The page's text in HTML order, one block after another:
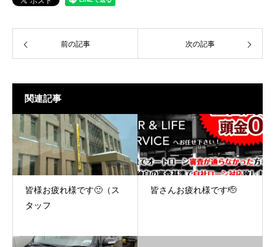
前の記事 次の記事
関連記事
皆様お疲れ様です🙂（ス
タッフ
皆さんお疲れ様です🫡